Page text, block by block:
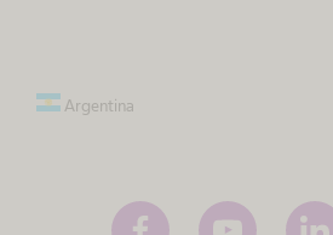
Argentina